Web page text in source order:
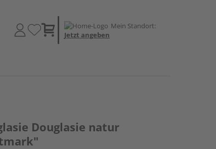
Mein Standort:
Jetzt angeben
Douglasie natur